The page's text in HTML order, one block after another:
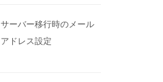
サーバー移行時のメール
アドレス設定